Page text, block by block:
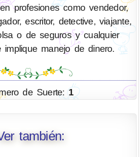
profesiones como vendedor,
escritor, detective, viajante,
o de seguros y cualquier
implique manejo de dinero.
de Suerte:1
también: